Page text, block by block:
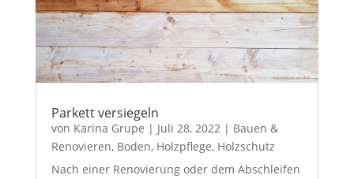
Parkett versiegeln
von Karina Grupe | Juli 28, 2022| Bauen &
Renovieren, Boden, Holzpflege, Holzschutz
Nach einer Renovierung oder dem Abschleifen